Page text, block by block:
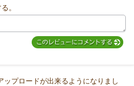
。
ップロードが出来るようになりまし